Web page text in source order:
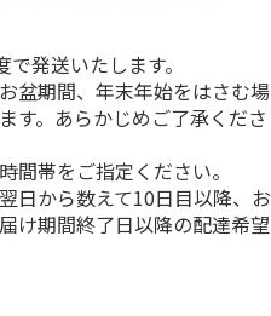
発送いたします。
盆期間、年末年始をはさむ場
す。あらかじめご了承くださ
帯をご指定ください。
日から数えて10日目以降、お
け期間終了日以降の配達希望